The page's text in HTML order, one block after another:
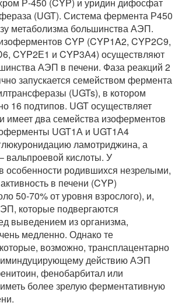
(UGT). Система фермента Р450
метаболизма большинства АЭП.
CYP (CYP1A2, CYP2C9,
CYP2Е1 и CYP3А4) осуществляют
АЭП в печени. Фаза реакций 2
запускается семейством фермента
(UGTs), в котором
16 подтипов. UGT осуществляет
имеет два семейства изоферментов
UGT1А и UGT1А4
ламотриджина, а
вальпроевой кислоты. У
особенности родившихся незрелыми,
в печени (CYP)
50-70% от уровня взрослого), и,
которые подвергаются
выведением из организма,
медленно. Однако те
возможно, трансплацентарно
действию АЭП
фенобарбитал или
более зрелую ферментативную